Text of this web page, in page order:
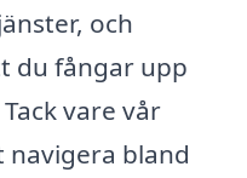
och
du fångar upp
vare vår
bland